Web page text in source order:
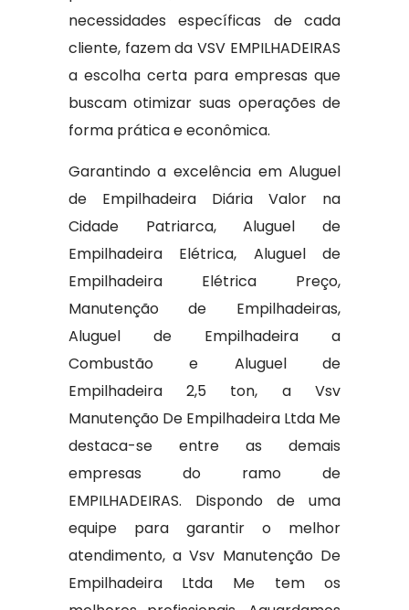
necessidades específicas de cada
cliente, fazem da VSV EMPILHADEIRAS
a escolha certa para empresas que
buscam otimizar suas operações de
forma prática e econômica.
Garantindo a excelência em Aluguel
de Empilhadeira Diária Valor na
Cidade Patriarca, Aluguel de
Empilhadeira Elétrica, Aluguel de
Empilhadeira Elétrica Preço,
Manutenção de Empilhadeiras,
Aluguel de Empilhadeira a
Combustão e Aluguel de
Empilhadeira 2,5 ton, a Vsv
Manutenção De Empilhadeira Ltda Me
destaca-se entre as demais
empresas do ramo de
EMPILHADEIRAS. Dispondo de uma
equipe para garantir o melhor
atendimento, a Vsv Manutenção De
Empilhadeira Ltda Me tem os